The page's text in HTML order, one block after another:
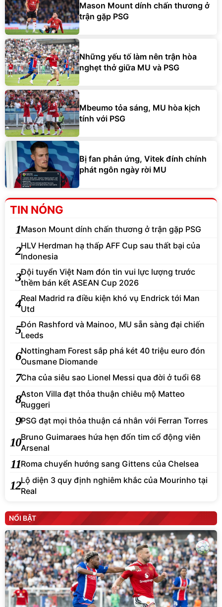
Mason Mount dính chấn thương ở
trận gặp PSG
Những yếu tố làm nên trận hòa
nghẹt thở giữa MU và PSG
Mbeumo tỏa sáng, MU hòa kịch
tính với PSG
Bị fan phản ứng, Vitek đính chính
phát ngôn ngày rời MU
TIN NÓNG
1Mason Mount dính chấn thương ở trận gặp PSG
2HLV Herdman hạ thấp AFF Cup sau thất bại của
Indonesia
3Đội tuyển Việt Nam đón tin vui lực lượng trước
thềm bán kết ASEAN Cup 2026
4Real Madrid ra điều kiện khó vụ Endrick tới Man
Utd
5Đón Rashford và Mainoo, MU sẵn sàng đại chiến
Leeds
6Nottingham Forest sắp phá két 40 triệu euro đón
Ousmane Diomande
7Cha của siêu sao Lionel Messi qua đời ở tuổi 68
8Aston Villa đạt thỏa thuận chiêu mộ Matteo
Ruggeri
9PSG đạt mọi thỏa thuận cá nhân với Ferran Torres
10Bruno Guimaraes hứa hẹn đốn tim cổ động viên
Arsenal
11Roma chuyển hướng sang Gittens của Chelsea
12Lộ diện 3 quy định nghiêm khắc của Mourinho tại
Real
NỔI BẬT